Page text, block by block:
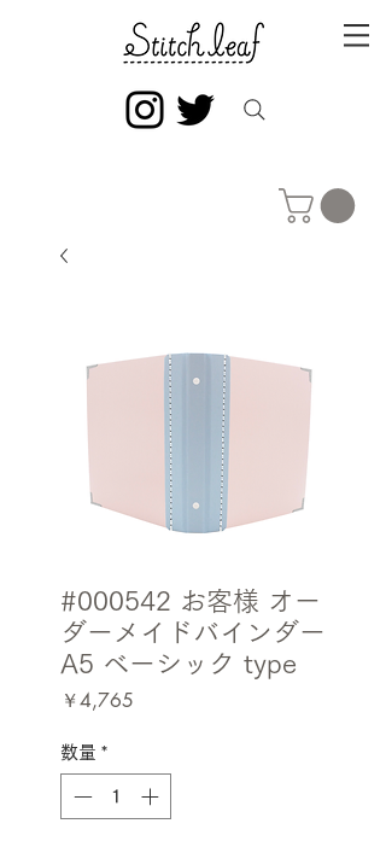
#000542 お客様 オー
ダーメイドバインダー
A5 ベーシック type
￥4,765
数量 *